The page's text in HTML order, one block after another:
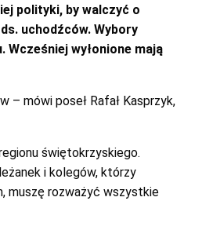
polityki, by walczyć o
uchodźców. Wybory
wyłonione mają
mówi poseł Rafał Kasprzyk,
świętokrzyskiego.
i kolegów, którzy
muszę rozważyć wszystkie